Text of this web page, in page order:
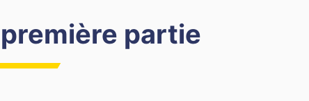
partie